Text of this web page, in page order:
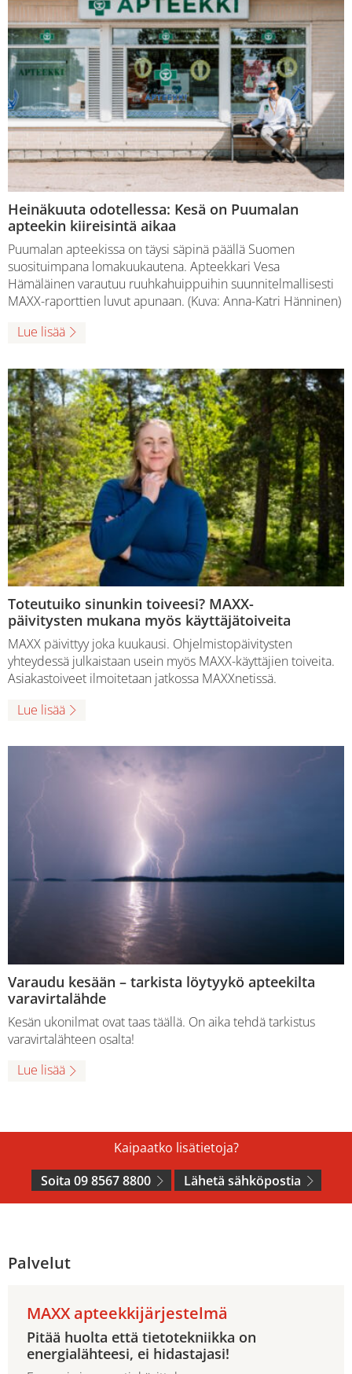
Heinäkuuta odotellessa: Kesä on Puumalan
apteekin kiireisintä aikaa
Puumalan apteekissa on täysi säpinä päällä Suomen
suosituimpana lomakuukautena. Apteekkari Vesa
Hämäläinen varautuu ruuhkahuippuihin suunnitelmallisesti
MAXX-raporttien luvut apunaan. (Kuva: Anna-Katri Hänninen)
Lue lisää
Toteutuiko sinunkin toiveesi? MAXX-
päivitysten mukana myös käyttäjätoiveita
MAXX päivittyy joka kuukausi. Ohjelmistopäivitysten
yhteydessä julkaistaan usein myös MAXX-käyttäjien toiveita.
Asiakastoiveet ilmoitetaan jatkossa MAXXnetissä.
Lue lisää
Varaudu kesään – tarkista löytyykö apteekilta
varavirtalähde
Kesän ukonilmat ovat taas täällä. On aika tehdä tarkistus
varavirtalähteen osalta!
Lue lisää
Kaipaatko lisätietoja?
Soita 09 8567 8800
Lähetä sähköpostia
Palvelut
MAXX apteekkijärjestelmä
Pitää huolta että tietotekniikka on
energialähteesi, ei hidastajasi!